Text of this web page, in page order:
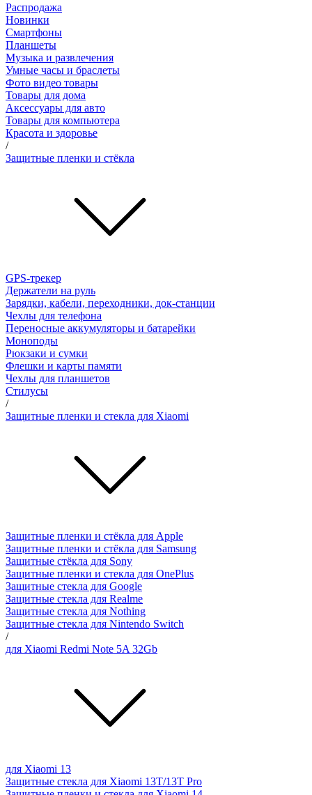
Распродажа
Новинки
Смартфоны
Планшеты
Музыка и развлечения
Умные часы и браслеты
Фото видео товары
Товары для дома
Аксессуары для авто
Товары для компьютера
Красота и здоровье
/
Защитные пленки и стёкла
GPS-трекер
Держатели на руль
Зарядки, кабели, переходники, док-станции
Чехлы для телефона
Переносные аккумуляторы и батарейки
Моноподы
Рюкзаки и сумки
Флешки и карты памяти
Чехлы для планшетов
Стилусы
/
Защитные пленки и стекла для Xiaomi
Защитные пленки и стёкла для Apple
Защитные пленки и стёкла для Samsung
Защитные стёкла для Sony
Защитные пленки и стекла для OnePlus
Защитные стекла для Google
Защитные стекла для Realme
Защитные стекла для Nothing
Защитные стекла для Nintendo Switch
/
для Xiaomi Redmi Note 5A 32Gb
для Xiaomi 13
Защитные стекла для Xiaomi 13T/13T Pro